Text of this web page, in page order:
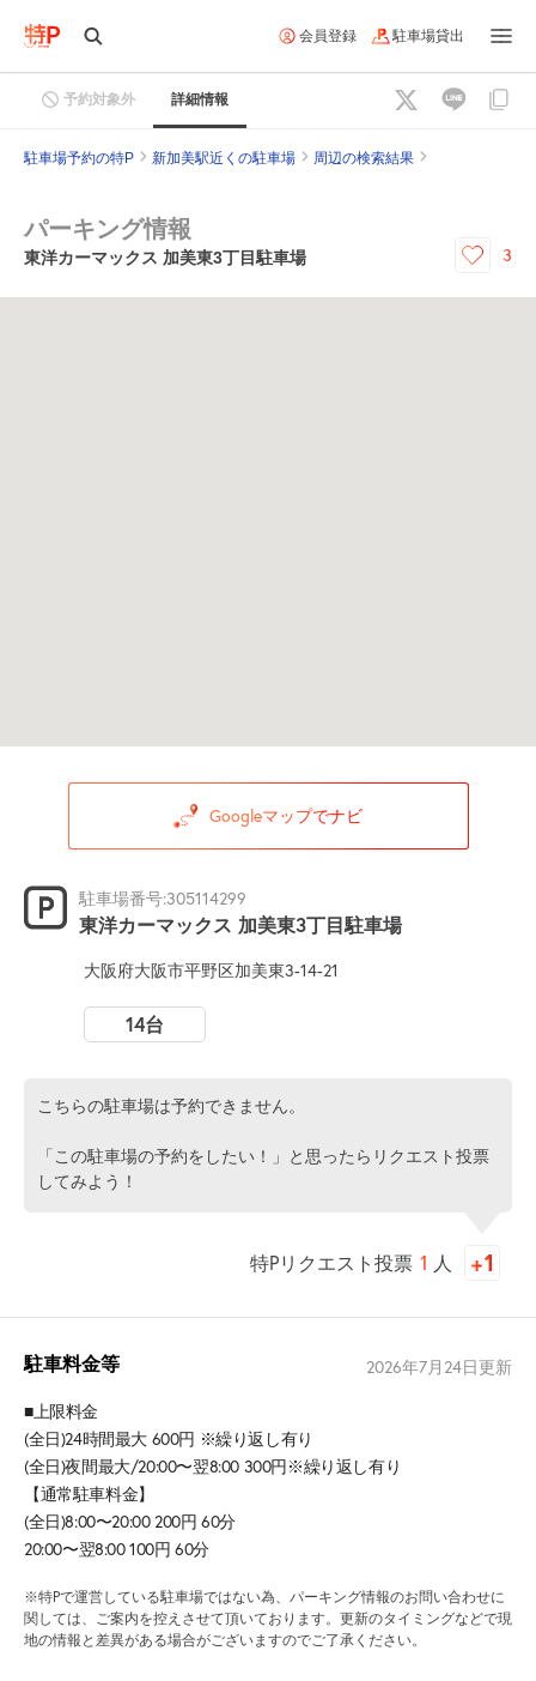
会員登録 駐車場貸出
予約対象外 詳細情報
駐車場予約の特P 新加美駅近くの駐車場 周辺の検索結果
パーキング情報
東洋カーマックス 加美東3丁目駐車場 3
Googleマップでナビ
駐車場番号:305114299
東洋カーマックス 加美東3丁目駐車場
大阪府大阪市平野区加美東3-14-21
14台
こちらの駐車場は予約できません。
「この駐車場の予約をしたい！」と思ったらリクエスト投票
してみよう！
特Pリクエスト投票 1 人
駐車料金等 2026年7月24日更新
■上限料金
(全日)24時間最大 600円 ※繰り返し有り
(全日)夜間最大/20:00〜翌8:00 300円※繰り返し有り
【通常駐車料金】
(全日)8:00〜20:00 200円 60分
20:00〜翌8:00 100円 60分
※特Pで運営している駐車場ではない為、パーキング情報のお問い合わせに
関しては、ご案内を控えさせて頂いております。更新のタイミングなどで現
地の情報と差異がある場合がございますのでご了承ください。